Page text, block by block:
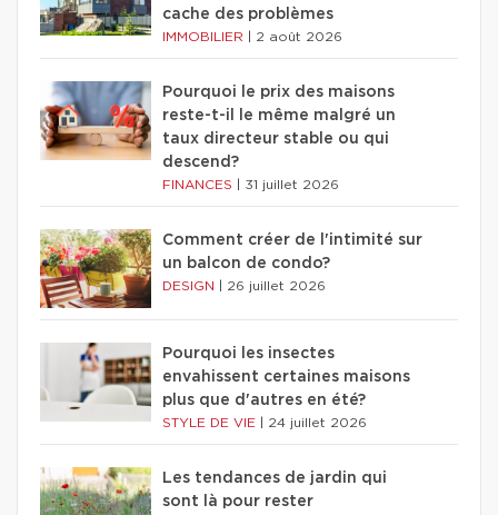
cache des problèmes
IMMOBILIER 2 août 2026
Pourquoi le prix des maisons
reste-t-il le même malgré un
taux directeur stable ou qui
descend?
FINANCES 31 juillet 2026
Comment créer de l'intimité sur
un balcon de condo?
DESIGN 26 juillet 2026
Pourquoi les insectes
envahissent certaines maisons
plus que d'autres en été?
STYLE DE VIE 24 juillet 2026
Les tendances de jardin qui
sont là pour rester